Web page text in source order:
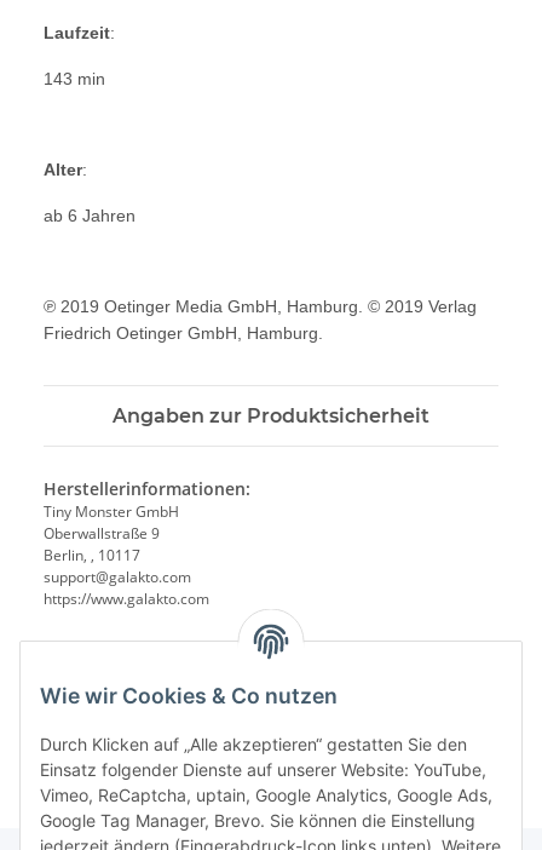
Wie wir Cookies & Co nutzen
Durch Klicken auf „Alle akzeptieren“ gestatten Sie den
Einsatz folgender Dienste auf unserer Website: YouTube,
Vimeo, ReCaptcha, uptain, Google Analytics, Google Ads,
Google Tag Manager, Brevo. Sie können die Einstellung
Laufzeit:
143 min
Alter:
ab 6 Jahren
℗ 2019 Oetinger Media GmbH, Hamburg. © 2019 Verlag
Friedrich Oetinger GmbH, Hamburg.
Angaben zur Produktsicherheit
Herstellerinformationen:
Tiny Monster GmbH
Oberwallstraße 9
Berlin, , 10117
support@galakto.com
https://www.galakto.com